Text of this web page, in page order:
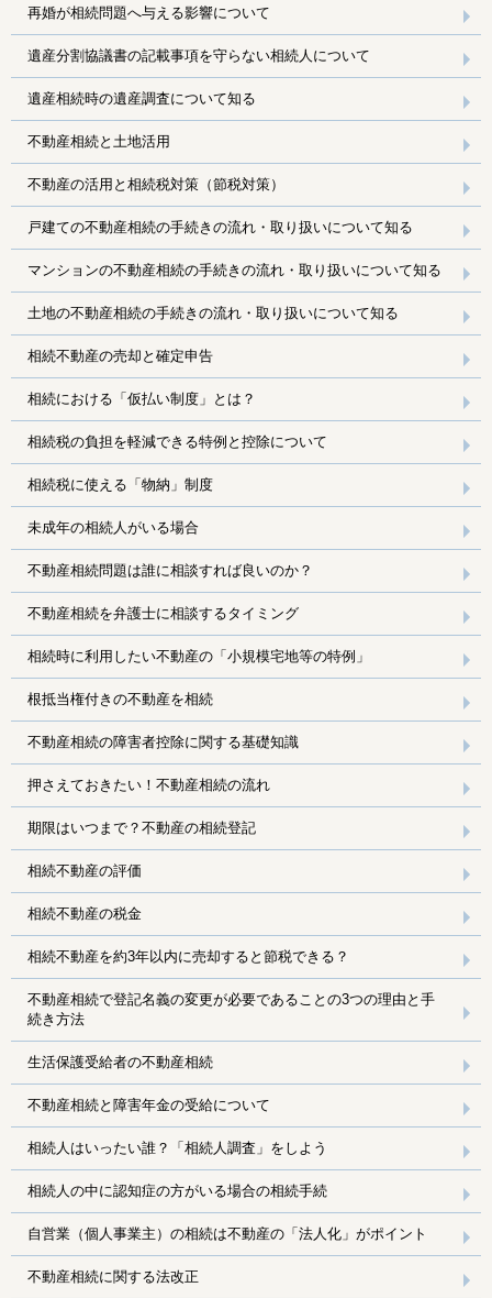
再婚が相続問題へ与える影響について
遺産分割協議書の記載事項を守らない相続人について
遺産相続時の遺産調査について知る
不動産相続と土地活用
不動産の活用と相続税対策（節税対策）
戸建ての不動産相続の手続きの流れ・取り扱いについて知る
マンションの不動産相続の手続きの流れ・取り扱いについて知る
土地の不動産相続の手続きの流れ・取り扱いについて知る
相続不動産の売却と確定申告
相続における「仮払い制度」とは？
相続税の負担を軽減できる特例と控除について
相続税に使える「物納」制度
未成年の相続人がいる場合
不動産相続問題は誰に相談すれば良いのか？
不動産相続を弁護士に相談するタイミング
相続時に利用したい不動産の「小規模宅地等の特例」
根抵当権付きの不動産を相続
不動産相続の障害者控除に関する基礎知識
押さえておきたい！不動産相続の流れ
期限はいつまで？不動産の相続登記
相続不動産の評価
相続不動産の税金
相続不動産を約3年以内に売却すると節税できる？
不動産相続で登記名義の変更が必要であることの3つの理由と手
続き方法
生活保護受給者の不動産相続
不動産相続と障害年金の受給について
相続人はいったい誰？「相続人調査」をしよう
相続人の中に認知症の方がいる場合の相続手続
自営業（個人事業主）の相続は不動産の「法人化」がポイント
不動産相続に関する法改正